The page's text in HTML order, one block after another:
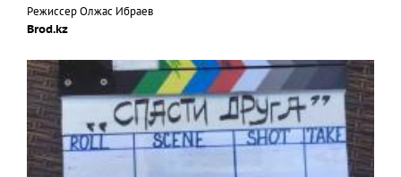
Режиссер Олжас Ибраев
Brod.kz